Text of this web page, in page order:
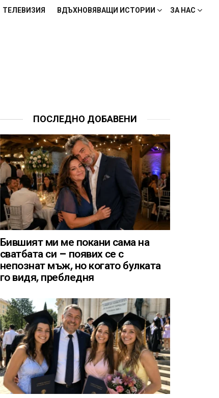
ТЕЛЕВИЗИЯ ВДЪХНОВЯВАЩИ ИСТОРИИ ЗА НАС
ПОСЛЕДНО ДОБАВЕНИ
Бившият ми ме покани сама на
сватбата си – появих се с
непознат мъж, но когато булката
го видя, пребледня